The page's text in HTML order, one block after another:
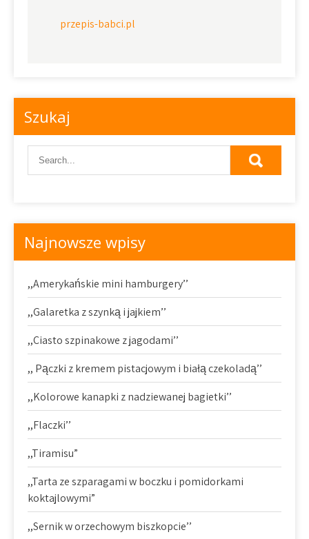
przepis-babci.pl
Szukaj
Najnowsze wpisy
,,Amerykańskie mini hamburgery’’
,,Galaretka z szynką i jajkiem’’
,,Ciasto szpinakowe z jagodami’’
,, Pączki z kremem pistacjowym i białą czekoladą’’
,,Kolorowe kanapki z nadziewanej bagietki’’
,,Flaczki’’
,,Tiramisu”
,,Tarta ze szparagami w boczku i pomidorkami
koktajlowymi”
,,Sernik w orzechowym biszkopcie’’